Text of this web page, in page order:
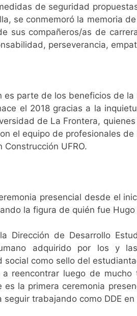
de seguridad
se conmemoró la memoria
sus compañeros/as de
perseverancia,
es parte de los beneficios de
el 2018 gracias a la
de La Frontera,
el equipo de profesionales
Construcción UFRO.
presencial desde el
la figura de quién fue
Dirección de Desarrollo
adquirido por los y
social como sello del
a reencontrar luego de
es la primera ceremonia
seguir trabajando como DDE